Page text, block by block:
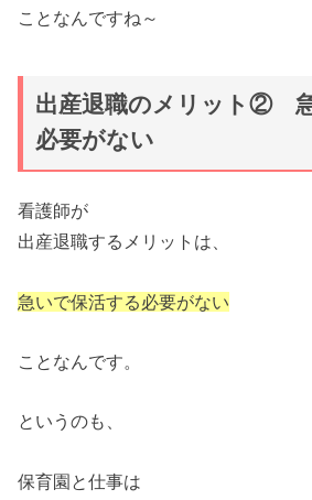
ことなんですね～
出産退職のメリット②
必要がない
看護師が
出産退職するメリットは、
急いで保活する必要がない
ことなんです。
というのも、
保育園と仕事は